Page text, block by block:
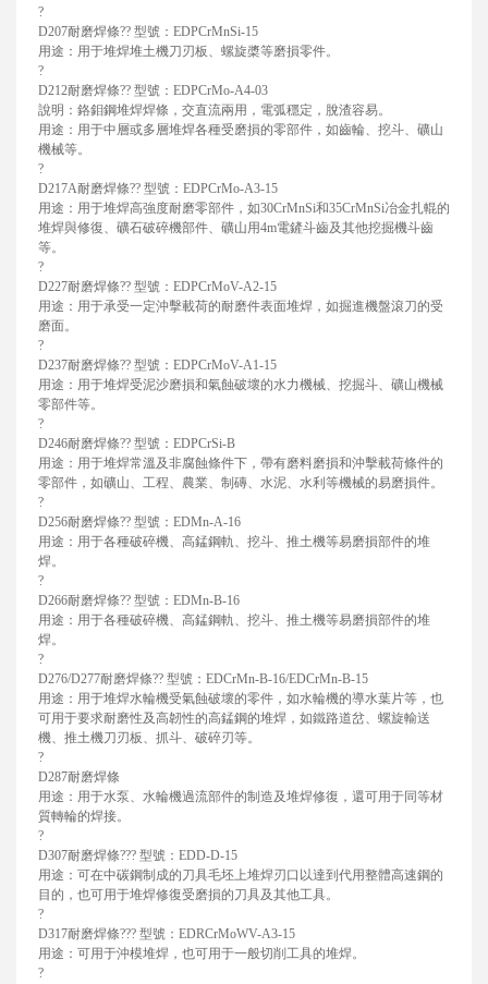
?
D207耐磨焊條?? 型號：EDPCrMnSi-15
用途：用于堆焊堆土機刀刃板、螺旋槳等磨損零件。
?
D212耐磨焊條?? 型號：EDPCrMo-A4-03
說明：鉻鉬鋼堆焊焊條，交直流兩用，電弧穩定，脫渣容易。
用途：用于中層或多層堆焊各種受磨損的零部件，如齒輪、挖斗、礦山
機械等。
?
D217A耐磨焊條?? 型號：EDPCrMo-A3-15
用途：用于堆焊高強度耐磨零部件，如30CrMnSi和35CrMnSi冶金扎輥的
堆焊與修復、礦石破碎機部件、礦山用4m電鏟斗齒及其他挖掘機斗齒
等。
?
D227耐磨焊條?? 型號：EDPCrMoV-A2-15
用途：用于承受一定沖擊載荷的耐磨件表面堆焊，如掘進機盤滾刀的受
磨面。
?
D237耐磨焊條?? 型號：EDPCrMoV-A1-15
用途：用于堆焊受泥沙磨損和氣蝕破壞的水力機械、挖掘斗、礦山機械
零部件等。
?
D246耐磨焊條?? 型號：EDPCrSi-B
用途：用于堆焊常溫及非腐蝕條件下，帶有磨料磨損和沖擊載荷條件的
零部件，如礦山、工程、農業、制磚、水泥、水利等機械的易磨損件。
?
D256耐磨焊條?? 型號：EDMn-A-16
用途：用于各種破碎機、高錳鋼軌、挖斗、推土機等易磨損部件的堆
焊。
?
D266耐磨焊條?? 型號：EDMn-B-16
用途：用于各種破碎機、高錳鋼軌、挖斗、推土機等易磨損部件的堆
焊。
?
D276/D277耐磨焊條?? 型號：EDCrMn-B-16/EDCrMn-B-15
用途：用于堆焊水輪機受氣蝕破壞的零件，如水輪機的導水葉片等，也
可用于要求耐磨性及高韌性的高錳鋼的堆焊，如鐵路道岔、螺旋輸送
機、推土機刀刃板、抓斗、破碎刃等。
?
D287耐磨焊條
用途：用于水泵、水輪機過流部件的制造及堆焊修復，還可用于同等材
質轉輪的焊接。
?
D307耐磨焊條??? 型號：EDD-D-15
用途：可在中碳鋼制成的刀具毛坯上堆焊刃口以達到代用整體高速鋼的
目的，也可用于堆焊修復受磨損的刀具及其他工具。
?
D317耐磨焊條??? 型號：EDRCrMoWV-A3-15
用途：可用于沖模堆焊，也可用于一般切削工具的堆焊。
?